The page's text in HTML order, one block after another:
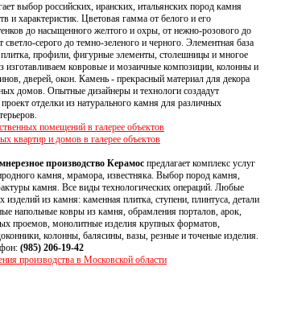
выбор российских, иранских, итальянских пород камня
и характеристик. Цветовая гамма от белого и его
до насыщенного желтого и охры, от нежно-розового до
светло-серого до темно-зеленого и черного. Элементная база
профили, фигурные элементы, столешницы и многое
изготавливаем ковровые и мозаичные композиции, колонны и
дверей, окон. Камень - прекрасный материал для декора
домов. Опытные дизайнеры и технологи создадут
отделки из натурального камня для различных
помещений в галерее объектов
квартир и домов в галерее объектов
производство Керамос предлагает комплекс услуг
камня, мрамора, известняка. Выбор пород камня,
камня. Все виды технологических операций. Любые
из камня: каменная плитка, ступени, плинтуса, детали
напольные ковры из камня, обрамления порталов, арок,
проемов, монолитные изделия крупных форматов,
колонны, балясины, вазы, резные и точеные изделия.
(985) 206-19-42
производства в Московской области